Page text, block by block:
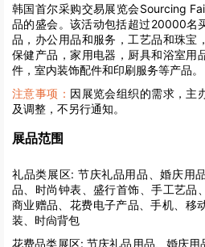
韩国首尔采购交易展览会Sourcing
品的盛会。该活动包括超过20000名
品，办公用品和服务，工艺品和珠宝
保健产品，家用电器，厨具和浴室用
件，室内装饰配件和印刷服务等产品。
注意事项： 因展览会组织的需求，主
及调整，不另行通知。
展品范围
礼品类展区: 节庆礼品用品、婚庆用
品、时尚钟表、盛行首饰、手工艺品
商业赠品、花费电子产品、手机、移
装、时尙背包
花费品类展区: 节庆礼品用品、婚庆用